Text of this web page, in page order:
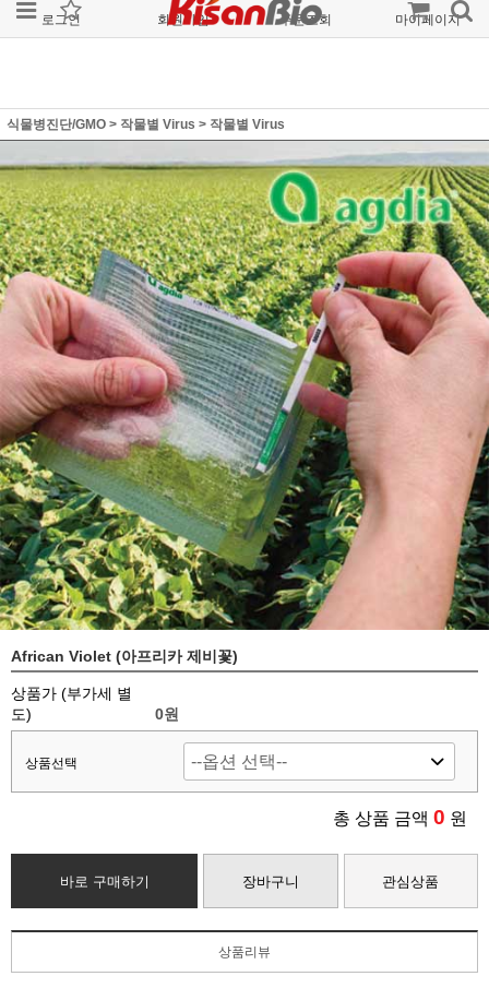
로그인 회원가입 주문조회 마이페이지
식물병진단/GMO > 작물별 Virus > 작물별 Virus
African Violet (아프리카 제비꽃)
상품가 (부가세 별
도)
0원
상품선택
총 상품 금액 0 원
바로 구매하기 장바구니 관심상품
상품리뷰